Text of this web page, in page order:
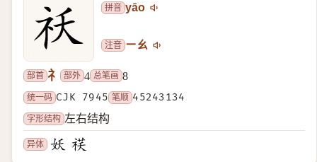
拼音 yāo
注音 ㄧㄠ
部首 礻 部外 4 总笔画 8
统一码 CJK 7945 笔顺 45243134
字形结构 左右结构
异体